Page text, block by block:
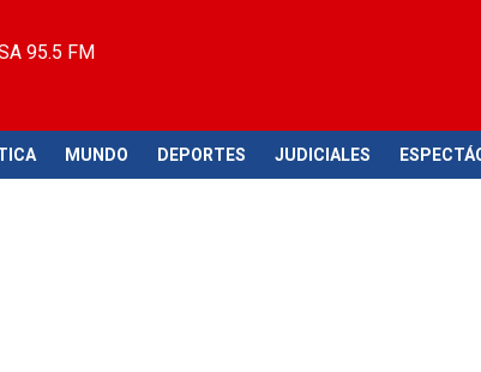
95.5 FM
MUNDO DEPORTES JUDICIALES